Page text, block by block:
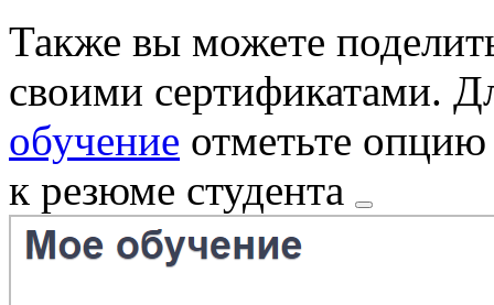
Также вы можете
своими сертификатами.
обучение отметьте
к резюме студента